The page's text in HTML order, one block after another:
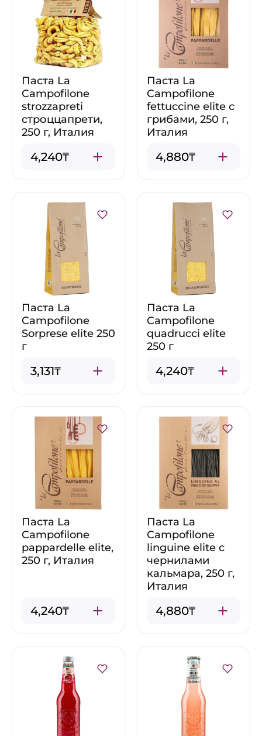
Паста La
Campofilone
strozzapreti
cтроццапрети,
250 г, Италия
4,240₸
Паста La
Campofilone
fettuccine elite с
грибами, 250 г,
Италия
4,880₸
Паста La
Campofilone
Sorprese elite 250
г
3,131₸
Паста La
Campofilone
quadrucci elite
250 г
4,240₸
Паста La
Campofilone
pappardelle elite,
250 г, Италия
4,240₸
Паста La
Campofilone
linguine elite с
чернилами
кальмара, 250 г,
Италия
4,880₸